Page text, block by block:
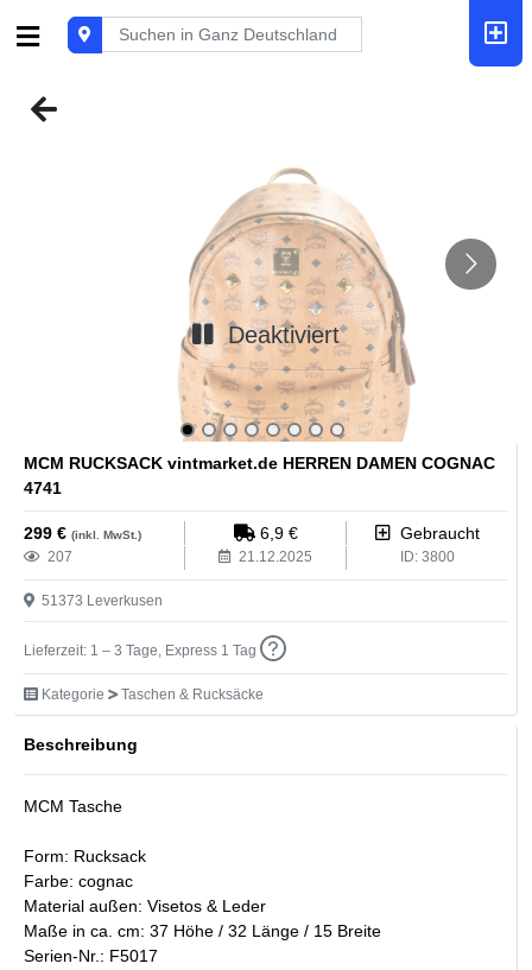
Deaktiviert
MCM RUCKSACK vintmarket.de HERREN DAMEN COGNAC
4741
299 € (inkl. MwSt.) 6,9€ Gebraucht
207 21.12.2025 ID: 3800
51373 Leverkusen
Lieferzeit: 1 – 3 Tage, Express 1 Tag
Kategorie Taschen & Rucksäcke
Beschreibung
MCM Tasche
Form: Rucksack
Farbe: cognac
Material außen: Visetos & Leder
Maße in ca. cm: 37 Höhe / 32 Länge / 15 Breite
Serien-Nr.: F5017